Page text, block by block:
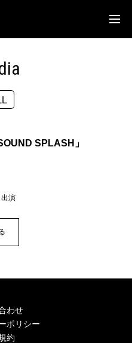
Discography
Biography
Contact us
SPLASH」
出演
わせ
ポリシー
約